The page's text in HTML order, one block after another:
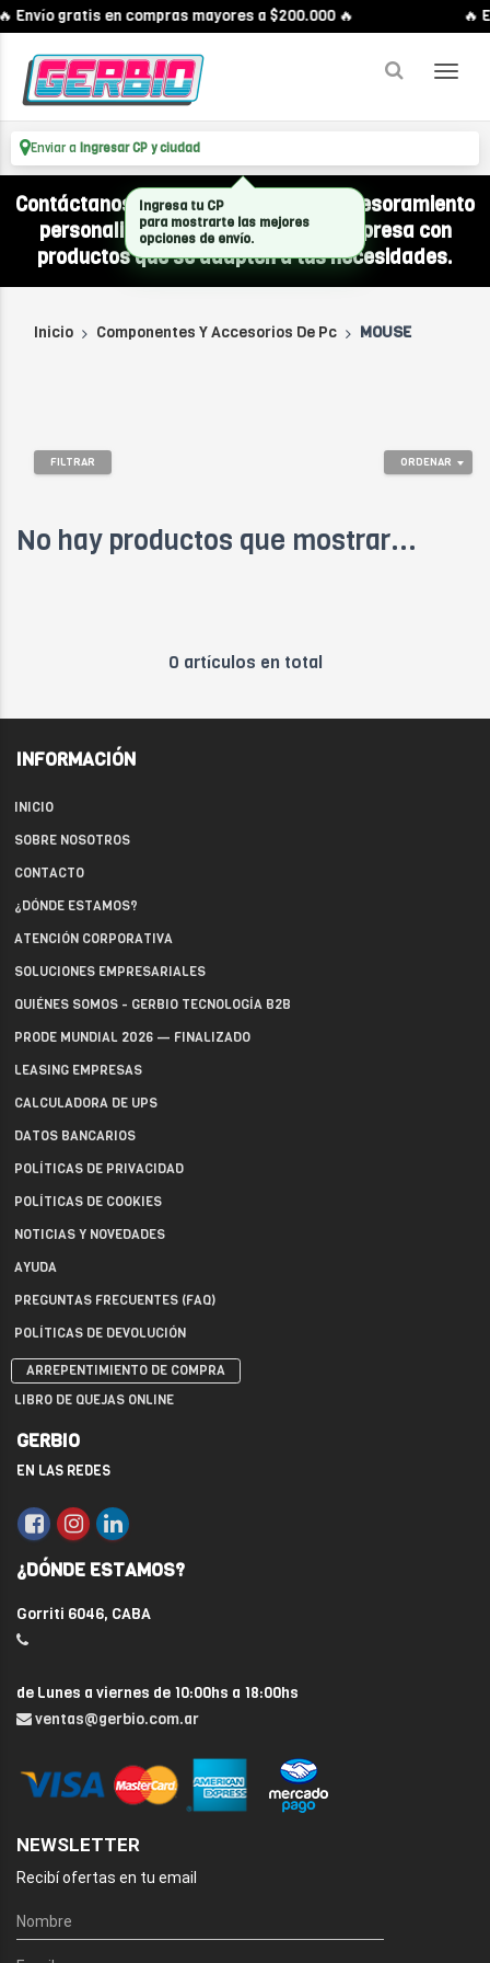
Envío gratis en compras mayores a $200.000 🔥 🔥
Enviar a Ingresar CP y ciudad
Contáctanos por WhatsApp y recibí asesoramiento
personalizado para equipar a tu empresa con
productos que se adapten a tus necesidades.
Inicio Componentes Y Accesorios De Pc MOUSE
ORDENAR
FILTRAR
No hay productos que mostrar...
0 artículos en total
INFORMACIÓN
INICIO
SOBRE NOSOTROS
CONTACTO
¿DÓNDE ESTAMOS?
ATENCIÓN CORPORATIVA
SOLUCIONES EMPRESARIALES
QUIÉNES SOMOS - GERBIO TECNOLOGÍA B2B
PRODE MUNDIAL 2026 — FINALIZADO
LEASING EMPRESAS
CALCULADORA DE UPS
DATOS BANCARIOS
POLÍTICAS DE PRIVACIDAD
POLÍTICAS DE COOKIES
NOTICIAS Y NOVEDADES
AYUDA
PREGUNTAS FRECUENTES (FAQ)
POLÍTICAS DE DEVOLUCIÓN
ARREPENTIMIENTO DE COMPRA
LIBRO DE QUEJAS ONLINE
GERBIO
EN LAS REDES
¿DÓNDE ESTAMOS?
Gorriti 6046, CABA
de Lunes a viernes de 10:00hs a 18:00hs
ventas@gerbio.com.ar
NEWSLETTER
Recibí ofertas en tu email
Ingresa tu CP
para mostrarte las mejores
opciones de envío.